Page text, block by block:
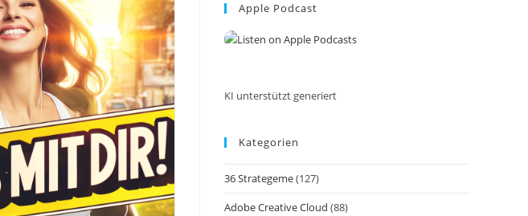
Apple Podcast
KI unterstützt generiert
Kategorien
36 Strategeme(127)
Adobe Creative Cloud (88)